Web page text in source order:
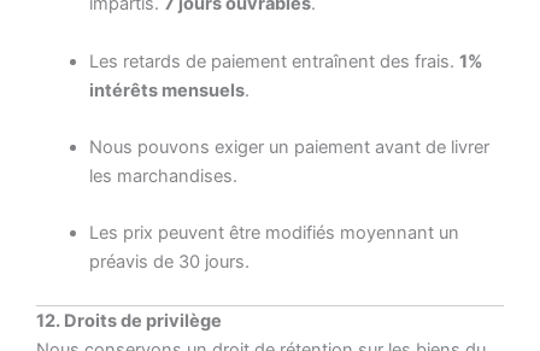
Les retards de paiement entraînent des frais. 1%
intérêts mensuels.
Nous pouvons exiger un paiement avant de livrer
les marchandises.
Les prix peuvent être modifiés moyennant un
préavis de 30 jours.
12. Droits de privilège